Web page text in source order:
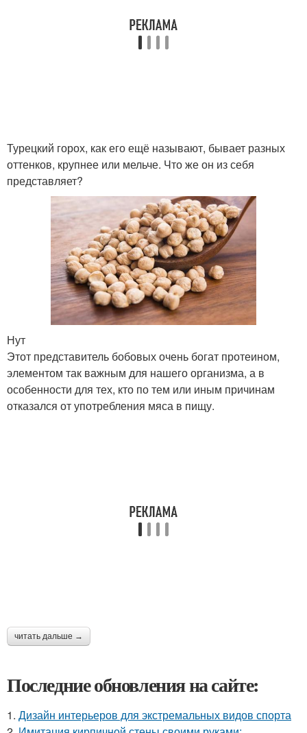
Турецкий горох, как его ещё называют, бывает разных
оттенков, крупнее или мельче. Что же он из себя
представляет?
Нут
Этот представитель бобовых очень богат протеином,
элементом так важным для нашего организма, а в
особенности для тех, кто по тем или иным причинам
отказался от употребления мяса в пищу.
читать дальше →
Последние обновления на сайте:
1. Дизайн интерьеров для экстремальных видов спорта